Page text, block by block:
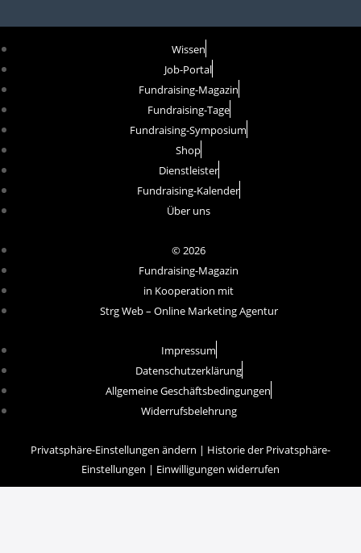
Wissen
Job-Portal
Fundraising-Magazin
Fundraising-Tage
Fundraising-Symposium
Shop
Dienstleister
Fundraising-Kalender
Über uns
© 2026
Fundraising-Magazin
in Kooperation mit
Strg Web – Online Marketing Agentur
Impressum
Datenschutzerklärung
Allgemeine Geschäftsbedingungen
Widerrufsbelehrung
Privatsphäre-Einstellungen ändern | Historie der Privatsphäre-
Einstellungen | Einwilligungen widerrufen